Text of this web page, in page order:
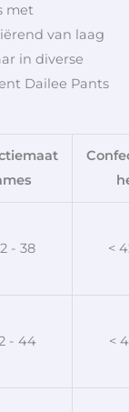
met
van laag
in diverse
Dailee Pants
- 38 <
- 44 <